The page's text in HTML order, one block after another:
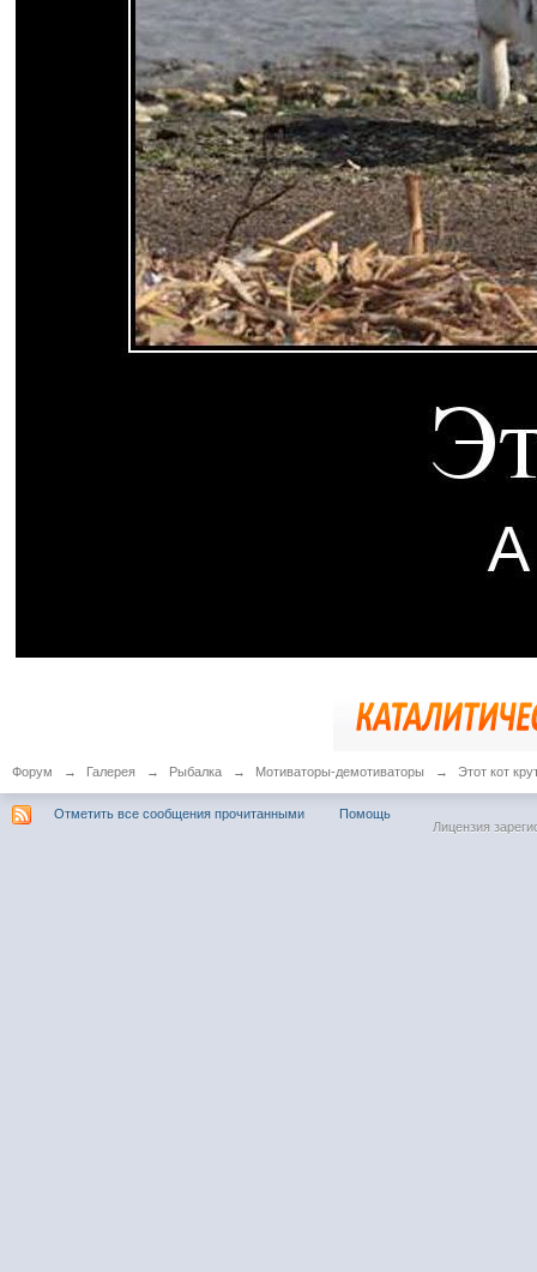
Форум → Галерея → Рыбалка → Мотиваторы-демотиваторы → Этот кот
Отметить все сообщения прочитанными
Помощь
Лицензия